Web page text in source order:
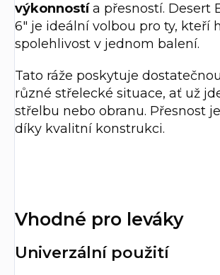
výkonnostía přesností. Desert
6" je ideální volbou pro ty, kteří
spolehlivost v jednom balení.
Tato ráže poskytuje
různé střelecké situace, ať už
střelbu nebo obranu. Přesnost
díky kvalitní konstrukci.
Vhodné pro leváky
Univerzální použití